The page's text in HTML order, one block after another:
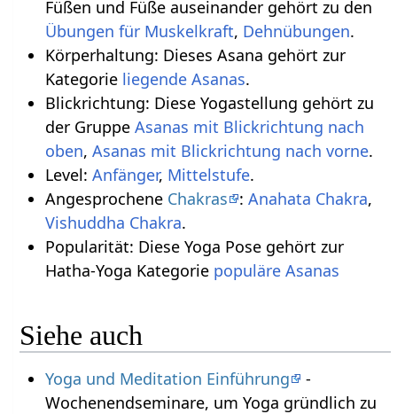
Füßen und Füße auseinander gehört zu den
Übungen für Muskelkraft, Dehnübungen.
Körperhaltung: Dieses Asana gehört zur
Kategorie liegende Asanas.
Blickrichtung: Diese Yogastellung gehört zu
der Gruppe Asanas mit Blickrichtung nach
oben, Asanas mit Blickrichtung nach vorne.
Level: Anfänger, Mittelstufe.
Angesprochene Chakras : Anahata Chakra,
Vishuddha Chakra.
Popularität: Diese Yoga Pose gehört zur
Hatha-Yoga Kategorie populäre Asanas
Siehe auch
Yoga und Meditation Einführung
-
Wochenendseminare, um Yoga gründlich zu